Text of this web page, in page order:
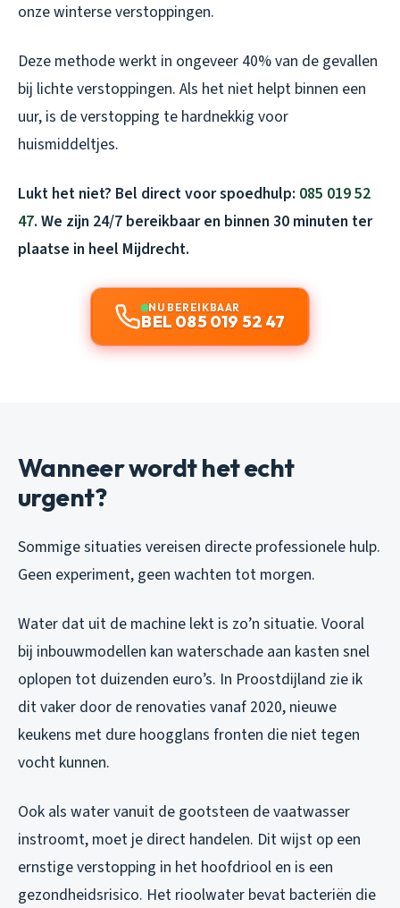
onze winterse verstoppingen.
Deze methode werkt in ongeveer 40% van de gevallen
bij lichte verstoppingen. Als het niet helpt binnen een
uur, is de verstopping te hardnekkig voor
huismiddeltjes.
Lukt het niet? Bel direct voor spoedhulp: 085 019 52
47. We zijn 24/7 bereikbaar en binnen 30 minuten ter
plaatse in heel Mijdrecht.
NU BEREIKBAAR
BEL 085 019 52 47
Wanneer wordt het echt
urgent?
Sommige situaties vereisen directe professionele hulp.
Geen experiment, geen wachten tot morgen.
Water dat uit de machine lekt is zo’n situatie. Vooral
bij inbouwmodellen kan waterschade aan kasten snel
oplopen tot duizenden euro’s. In Proostdijland zie ik
dit vaker door de renovaties vanaf 2020, nieuwe
keukens met dure hoogglans fronten die niet tegen
vocht kunnen.
Ook als water vanuit de gootsteen de vaatwasser
instroomt, moet je direct handelen. Dit wijst op een
ernstige verstopping in het hoofdriool en is een
gezondheidsrisico. Het rioolwater bevat bacteriën die